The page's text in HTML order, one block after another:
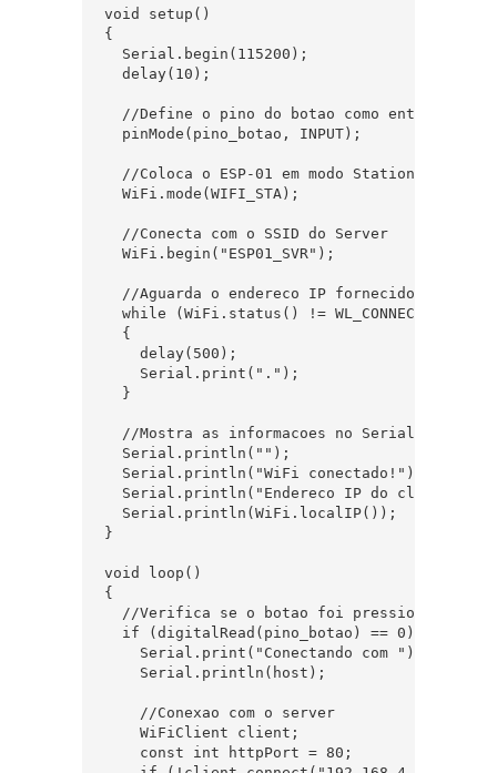
void setup()
{
  Serial.begin(115200);
  delay(10);
  //Define o pino do botao como entrada
  pinMode(pino_botao, INPUT);
  //Coloca o ESP-01 em modo Station
  WiFi.mode(WIFI_STA);
  //Conecta com o SSID do Server
  WiFi.begin("ESP01_SVR");
//Aguarda o endereco IP fornecido pelo
  while (WiFi.status() != WL_CONNECTED)
  {
    delay(500);
    Serial.print(".");
  }
  //Mostra as informacoes no Serial Monitor
  Serial.println("");
  Serial.println("WiFi conectado!");
  Serial.println("Endereco IP do client: ");
  Serial.println(WiFi.localIP());
}
void loop()
{
  //Verifica se o botao foi pressionado
  if (digitalRead(pino_botao) == 0) {
    Serial.print("Conectando com ");
    Serial.println(host);
    //Conexao com o server
    WiFiClient client;
    const int httpPort = 80;